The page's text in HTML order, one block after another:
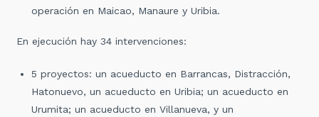
operación en Maicao, Manaure y Uribia.
En ejecución hay 34 intervenciones:
5 proyectos: un acueducto en Barrancas, Distracción,
Hatonuevo, un acueducto en Uribia; un acueducto en
Urumita; un acueducto en Villanueva, y un